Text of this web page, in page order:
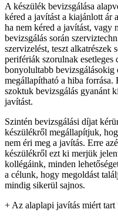
A készülék bevizsgálása
kéred a javítást a kiajánlott ár
ha nem kéred a javítást, vagy
bevizsgálás során
szervizelést, teszt alkatrészek
perifériák szorulnak esetleges
bonyolultabb bevizsgálásokig
megállapítható a hiba
szoktuk bevizsgálás gyanánt
javítást.
Szintén bevizsgálási díjat
készülékről megállapítjuk,
nem éri meg a javítás. Erre
készülékről ezt ki merjük
kollégáink, minden
a célunk, hogy megoldást
mindig sikerül sajnos.
+ Az alaplapi javítás miért tart